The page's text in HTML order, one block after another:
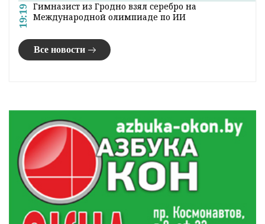
19:19 Гимназист из Гродно взял серебро на
Международной олимпиаде по ИИ
Все новости